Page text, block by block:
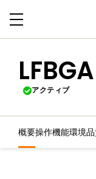
アクティブ
概要操作機能環境